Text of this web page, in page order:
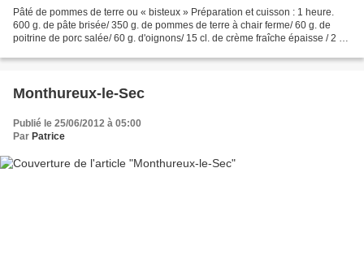
Pâté de pommes de terre ou « bisteux » Préparation et cuisson : 1 heure.
600 g. de pâte brisée/ 350 g. de pommes de terre à chair ferme/ 60 g. de
poitrine de porc salée/ 60 g. d'oignons/ 15 cl. de crème fraîche épaisse / 2 cl.
Monthureux-le-Sec
Publié le 25/06/2012 à 05:00
Par Patrice